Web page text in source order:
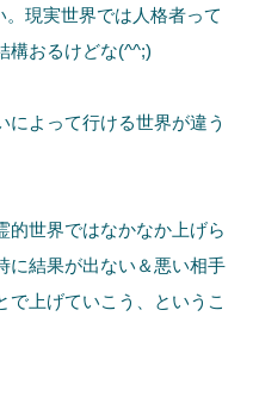
現実世界では人格者って
構おるけどな(^^;)
によって行ける世界が違う
的世界ではなかなか上げら
に結果が出ない＆悪い相手
で上げていこう、というこ